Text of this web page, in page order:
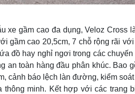
xe gầm cao đa dụng, Veloz Cross
gầm cao 20,5cm, 7 chỗ rộng rãi
đồ hay nghỉ ngơi trong các
toàn hàng đầu phân khúc. Bao
cảnh báo lệch làn đường, kiểm
minh. Kết hợp với các trang